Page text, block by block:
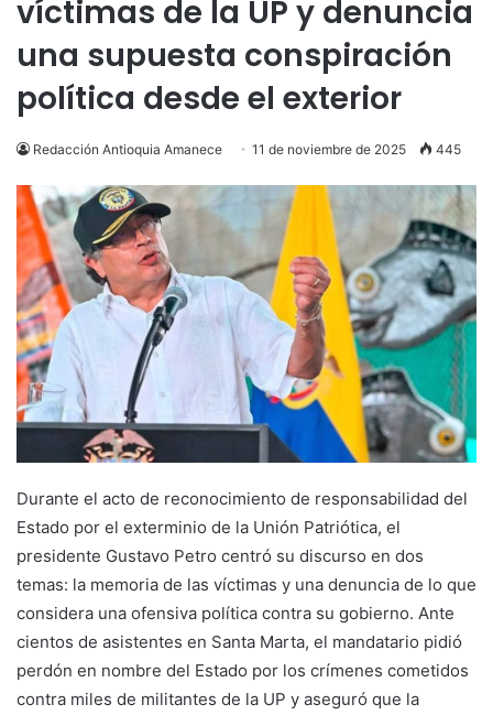
víctimas de la UP y denuncia
una supuesta conspiración
política desde el exterior
Redacción Antioquia Amanece 11 de noviembre de 2025 445
Durante el acto de reconocimiento de responsabilidad del
Estado por el exterminio de la Unión Patriótica, el
presidente Gustavo Petro centró su discurso en dos
temas: la memoria de las víctimas y una denuncia de lo que
considera una ofensiva política contra su gobierno. Ante
cientos de asistentes en Santa Marta, el mandatario pidió
perdón en nombre del Estado por los crímenes cometidos
contra miles de militantes de la UP y aseguró que la